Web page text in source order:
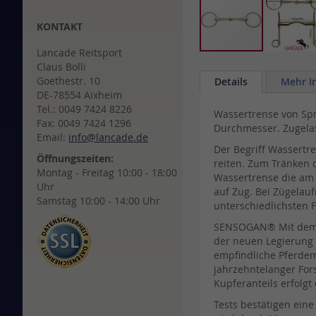
the
images
gallery
Details
Wassertrense von
Durchmesser.
Der Begriff
reiten. Zum Tränken
Wassertrense die
auf Zug. Bei
unterschiedlichsten
SENSOGAN® Mit
der neuen
empfindliche
jahrzehntelanger
Kupferanteils erfolgt
Tests bestätigen
Mehr
KONTAKT
Lancade Reitsport
Claus Bolli
Goethestr. 10
DE-78554 Aixheim
Tel.: 0049 7424 8226
Fax: 0049 7424 1296
Email: info@lancade.de
Öffnungszeiten:
Montag - Freitag 10:00 - 18:00
Uhr
Samstag 10:00 - 14:00 Uhr